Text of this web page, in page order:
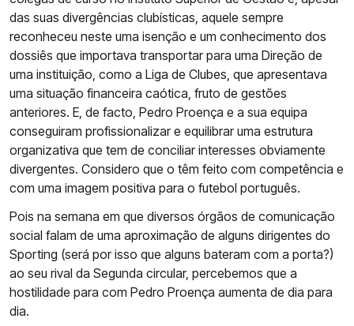
das suas divergências clubísticas, aquele sempre
reconheceu neste uma isenção e um conhecimento dos
dossiês que importava transportar para uma Direção de
uma instituição, como a Liga de Clubes, que apresentava
uma situação financeira caótica, fruto de gestões
anteriores. E, de facto, Pedro Proença e a sua equipa
conseguiram profissionalizar e equilibrar uma estrutura
organizativa que tem de conciliar interesses obviamente
divergentes. Considero que o têm feito com competência e
com uma imagem positiva para o futebol português.
Pois na semana em que diversos órgãos de comunicação
social falam de uma aproximação de alguns dirigentes do
Sporting (será por isso que alguns bateram com a porta?)
ao seu rival da Segunda circular, percebemos que a
hostilidade para com Pedro Proença aumenta de dia para
dia.